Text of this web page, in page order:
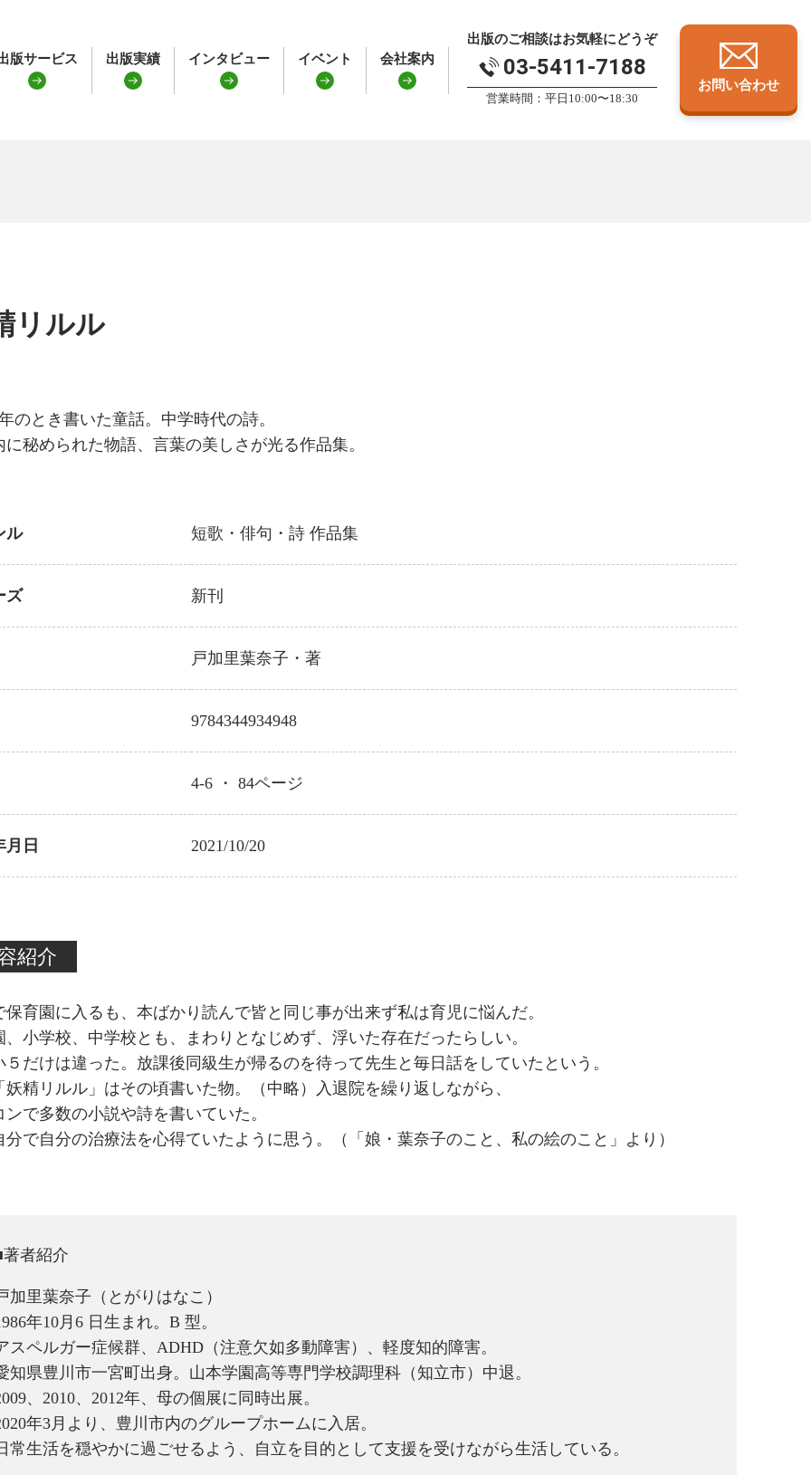
版サービス 出版実績 インタビュー イベント 会社案内
出版のご相談はお気軽にどうぞ
03-5411-7188
営業時間：平日10:00〜18:30
お問い合わせ
リルル
のとき書いた童話。中学時代の詩。
に秘められた物語、言葉の美しさが光る作品集。
ル 短歌・俳句・詩 作品集
ズ 新刊
戸加里葉奈子 ・著
9784344934948
4-6 ・84ページ
月日 2021/10/20
紹介
保育園に入るも、本ばかり読んで皆と同じ事が出来ず私は育児に悩んだ。
、小学校、中学校とも、まわりとなじめず、浮いた存在だったらしい。
５だけは違った。放課後同級生が帰るのを待って先生と毎日話をしていたという。
妖精リルル」はその頃書いた物。（中略）入退院を繰り返しながら、
ンで多数の小説や詩を書いていた。
分で自分の治療法を心得ていたように思う。（「娘・葉奈子のこと、私の絵のこと」より）
者紹介
加里葉奈子（とがりはなこ）
年10月6 日生まれ。B 型。
スペルガー症候群、ADHD（注意欠如多動障害）、軽度知的障害。
知県豊川市一宮町出身。山本学園高等専門学校調理科（知立市）中退。
、2010、2012年、母の個展に同時出展。
年3月より、豊川市内のグループホームに入居。
常生活を穏やかに過ごせるよう、自立を目的として支援を受けながら生活している。